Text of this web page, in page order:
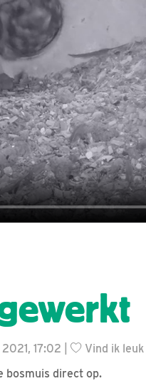
17:02 | Vind ik leuk
bosmuis direct op.